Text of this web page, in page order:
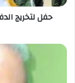
حفل لتخريج